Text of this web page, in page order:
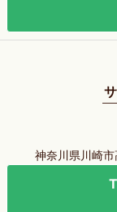
神奈川県川崎